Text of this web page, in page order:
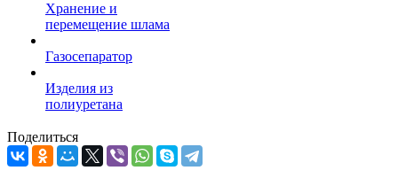
Хранение и
перемещение шлама
Газосепаратор
Изделия из
полиуретана
Поделиться